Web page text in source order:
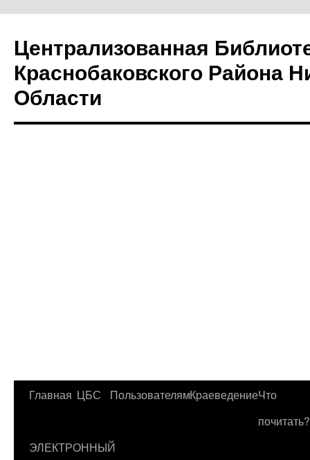
Централизованная
Краснобаковского Района
Области
Перейти
содержимому
Главная ЦБС ПользователямКраеведениеЧто
почитать?
ЭЛЕКТРОННЫЙ